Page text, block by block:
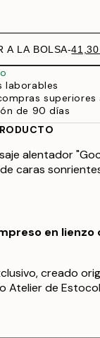
A LA BOLSA-
laborables
de 90 días
alentador
caras
en lienzo
creado
Atelier de